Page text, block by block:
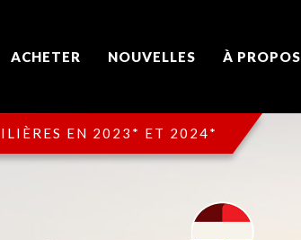
ACHETER NOUVELLES À PROPOS
EN 2023* ET 2024*